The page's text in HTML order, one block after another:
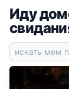
Иду